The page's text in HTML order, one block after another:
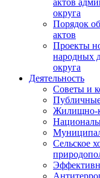
актов
округа
Порядок
актов
Проекты
народных
округа
Деятельность
Советы и
Жилищно-
Сельское